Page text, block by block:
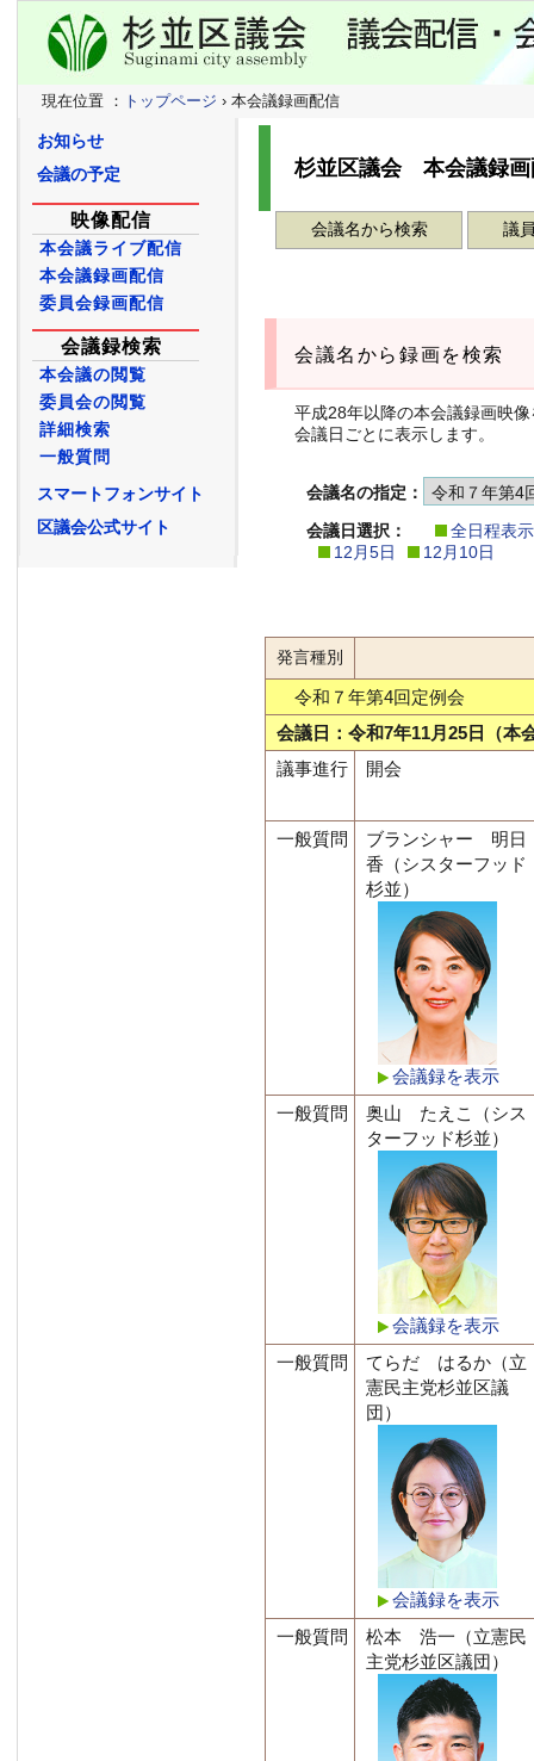
現在位置 ： トップページ › 本会議録画配信
杉並区議会 本会議録画
会議名から検索 議
会議名から録画を検索
平成28年以降の本会議録画映
会議日ごとに表示します。
会議名の指定：
会議日選択：
全日程表示
12月5日
12月10日
発言種別
令和７年第4回定例会
会議日：令和7年11月25日（本
議事進行
開会
一般質問
ブランシャー 明日
香（シスターフッド
杉並）
会議録を表示
一般質問
奥山 たえこ（シス
ターフッド杉並）
会議録を表示
一般質問
てらだ はるか（立
憲民主党杉並区議
団）
会議録を表示
一般質問
松本 浩一（立憲民
主党杉並区議団）
お知らせ
会議の予定
映像配信
本会議ライブ配信
本会議録画配信
委員会録画配信
会議録検索
本会議の閲覧
委員会の閲覧
詳細検索
一般質問
スマートフォンサイト
区議会公式サイト